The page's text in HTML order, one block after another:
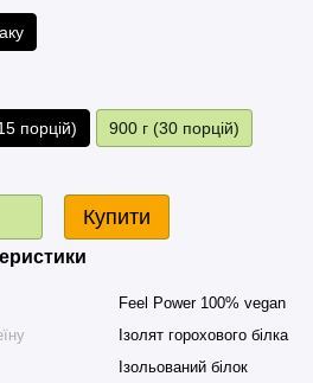
порцій) 900 г (30 порцій)
Купити
Feel Power 100% vegan
Ізолят горохового білка
Ізольований білок